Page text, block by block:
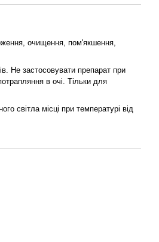
очищення, пом'якшення,
Не застосовувати препарат при
в очі. Тільки для
світла місці при температурі від